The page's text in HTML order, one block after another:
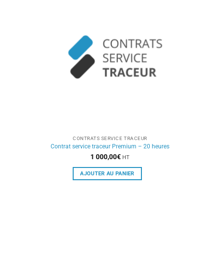
CONTRATS SERVICE TRACEUR
Contrat service traceur Premium – 20 heures
1 000,00€ HT
AJOUTER AU PANIER